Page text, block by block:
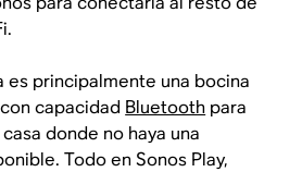
es principalmente una bocina
capacidad Bluetooth para
donde no haya una
Todo en Sonos Play,